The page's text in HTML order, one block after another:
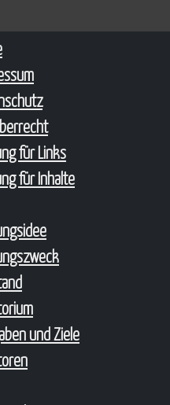
für Links
für Inhalte
und Ziele